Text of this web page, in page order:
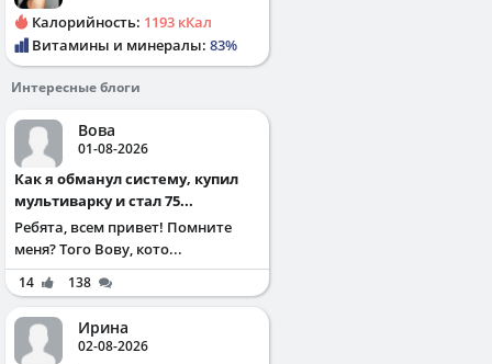
Калорийность: 1193 кКал
Витамины и минералы: 83%
Интересные блоги
Вова
01-08-2026
Как я обманул систему, купил
мультиварку и стал 75...
Ребята, всем привет! Помните
меня? Того Вову, кото...
14 138
Ирина
02-08-2026